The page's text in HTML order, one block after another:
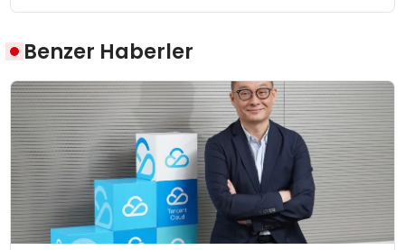
Benzer Haberler